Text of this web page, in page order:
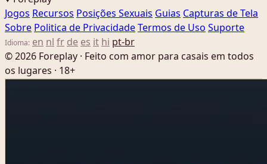
Jogos Recursos Posições Sexuais Guias Capturas de Tela
Sobre Politica de PrivacidadeTermos de Uso Suporte
Idioma: en nl fr de es it hi pt-br
© 2026 Foreplay · Feito com amor para casais em todos
os lugares · 18+